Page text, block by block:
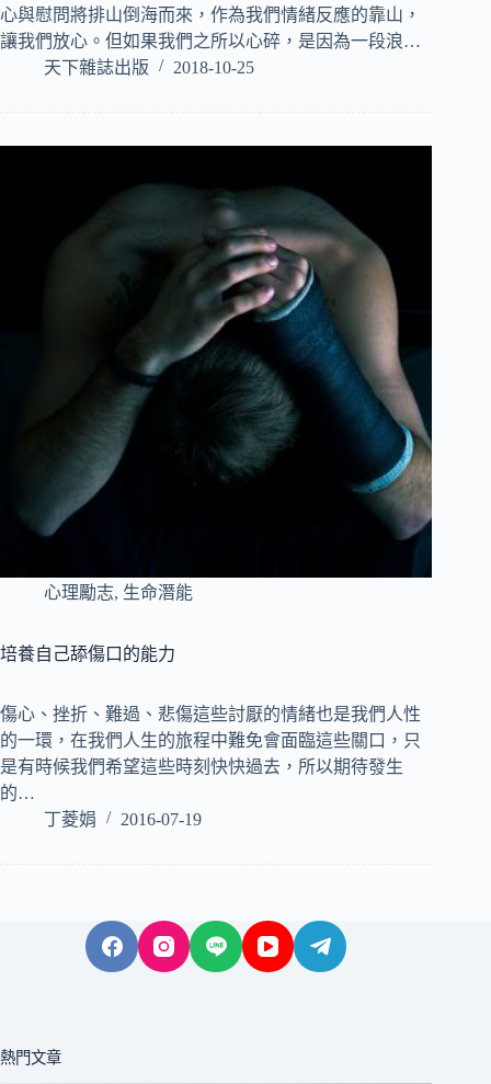
心與慰問將排山倒海而來，作為我們情緒反應的靠山，
讓我們放心。但如果我們之所以心碎，是因為一段浪…
天下雜誌出版
2018-10-25
心理勵志, 生命潛能
培養自己舔傷口的能力
傷心、挫折、難過、悲傷這些討厭的情緒也是我們人性
的一環，在我們人生的旅程中難免會面臨這些關口，只
是有時候我們希望這些時刻快快過去，所以期待發生
的…
丁菱娟
2016-07-19
熱門文章